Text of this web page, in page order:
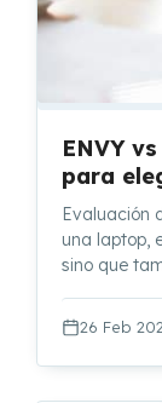
ENVY
para
Evaluación
una laptop,
sino que
26 Feb